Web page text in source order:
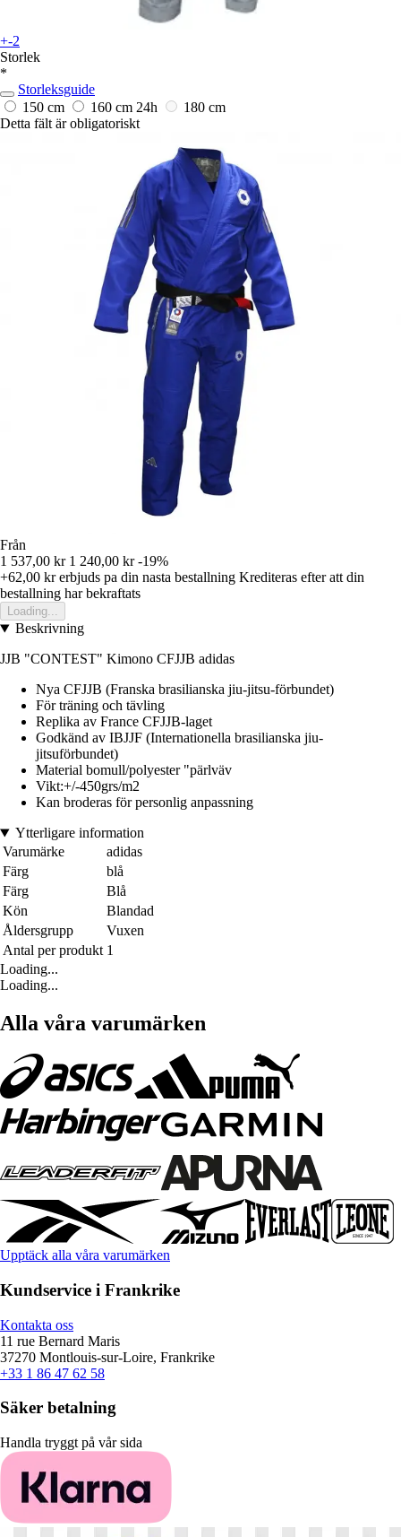
+-2
Storlek
*
Storleksguide
150 cm
160 cm 24h
180 cm
Detta fält är obligatoriskt
Från
1 537,00 kr 1 240,00 kr -19%
+62,00 krerbjuds pa din nasta bestallning Krediteras efter att din
bestallning har bekraftats
Loading...
Beskrivning
JJB "CONTEST" Kimono CFJJB adidas
Nya CFJJB (Franska brasilianska jiu-jitsu-förbundet)
För träning och tävling
Replika av France CFJJB-laget
Godkänd av IBJJF (Internationella brasilianska jiu-
jitsuförbundet)
Material bomull/polyester "pärlväv
Vikt:+/-450grs/m2
Kan broderas för personlig anpassning
Ytterligare information
Varumärke
adidas
Färg
blå
Färg
Blå
Kön
Blandad
Åldersgrupp
Vuxen
Antal per produkt 1
Loading...
Loading...
Alla våra varumärken
Upptäck alla våra varumärken
Kundservice i Frankrike
Kontakta oss
11 rue Bernard Maris
37270 Montlouis-sur-Loire, Frankrike
+33 1 86 47 62 58
Säker betalning
Handla tryggt på vår sida